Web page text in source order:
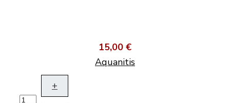
15,00 €
Aquanitis
+